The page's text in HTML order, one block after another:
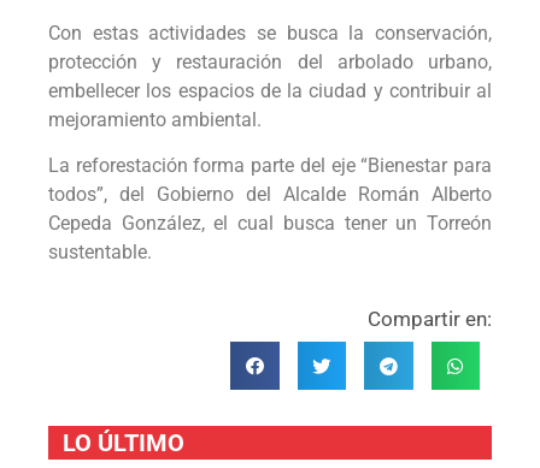
Con estas actividades se busca la conservación,
protección y restauración del arbolado urbano,
embellecer los espacios de la ciudad y contribuir al
mejoramiento ambiental.
La reforestación forma parte del eje “Bienestar para
todos”, del Gobierno del Alcalde Román Alberto
Cepeda González, el cual busca tener un Torreón
sustentable.
Compartir en:
LO ÚLTIMO